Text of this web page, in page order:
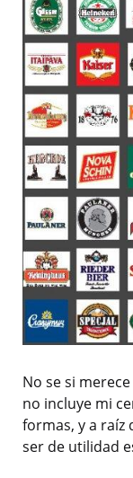
No se si
no incluye mi
formas, y a raíz
ser de utilidad